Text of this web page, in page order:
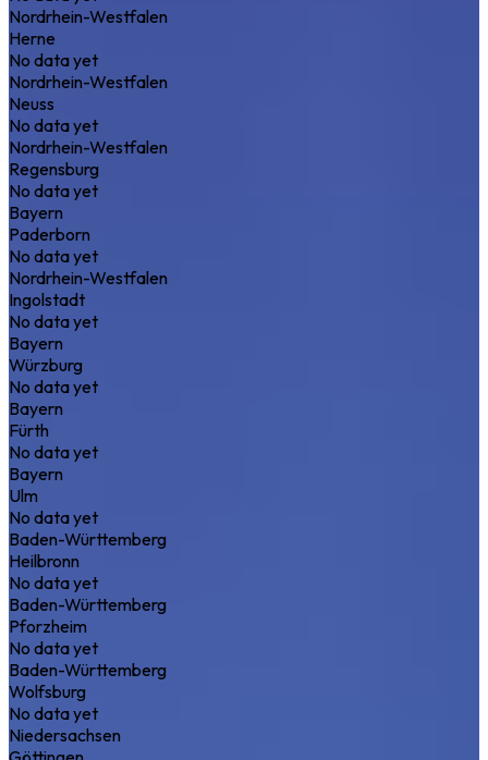
Nordrhein-Westfalen
Herne
No data yet
Nordrhein-Westfalen
Neuss
No data yet
Nordrhein-Westfalen
Regensburg
No data yet
Bayern
Paderborn
No data yet
Nordrhein-Westfalen
Ingolstadt
No data yet
Bayern
Würzburg
No data yet
Bayern
Fürth
No data yet
Bayern
Ulm
No data yet
Baden-Württemberg
Heilbronn
No data yet
Baden-Württemberg
Pforzheim
No data yet
Baden-Württemberg
Wolfsburg
No data yet
Niedersachsen